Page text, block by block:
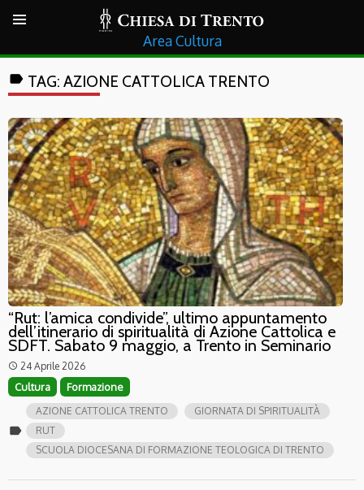
Cultura
label TAG: AZIONE CATTOLICA TRENTO
“Rut: l’amica condivide”, ultimo appuntamento
dell’itinerario di spiritualità di Azione Cattolica e
SDFT. Sabato 9 maggio, a Trento in Seminario
access_time 24 Aprile 2026
Cultura Formazione
label
AZIONE CATTOLICA TRENTO
GIORNATA DI SPIRITUALITÀ
RUT
SCUOLA DIOCESANA DI FORMAZIONE TEOLOGICA DI TRENTO